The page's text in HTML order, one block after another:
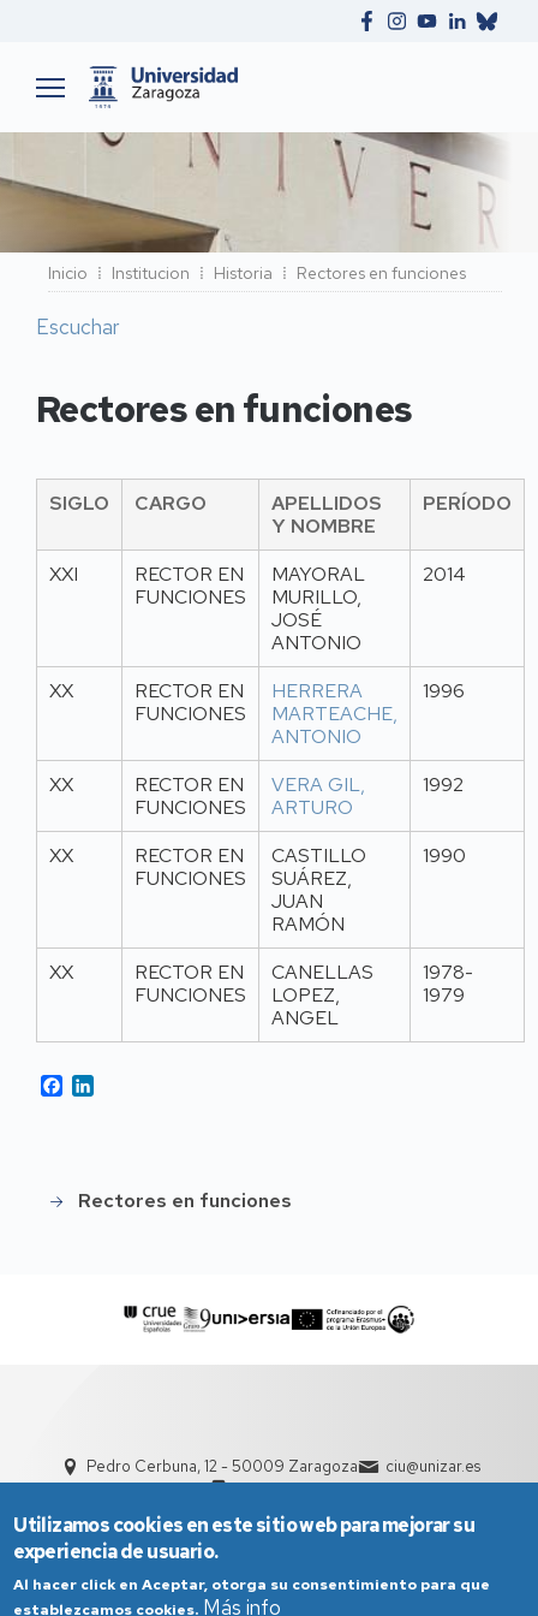
Ruta
de
navegación
Inicio Institucion Historia Rectores en funciones
Escuchar
Rectores en funciones
SIGLO CARGO
APELLIDOS
Y NOMBRE
PERÍODO
XXI
RECTOR EN
FUNCIONES
MAYORAL
MURILLO,
JOSÉ
ANTONIO
2014
XX
RECTOR EN
FUNCIONES
HERRERA
MARTEACHE,
ANTONIO
1996
XX
RECTOR EN
FUNCIONES
VERA GIL,
ARTURO
1992
XX
RECTOR EN
FUNCIONES
CASTILLO
SUÁREZ,
JUAN
RAMÓN
1990
XX
RECTOR EN
FUNCIONES
CANELLAS
LOPEZ,
ANGEL
1978-
1979
Facebook
Historial
Rectores en funciones
Pedro Cerbuna, 12 - 50009 Zaragoza
ciu@unizar.es
Utilizamos cookies en este sitio web para mejorar su
experiencia de usuario.
Al hacer click en Aceptar, otorga su consentimiento para que
establezcamos cookies. Más info